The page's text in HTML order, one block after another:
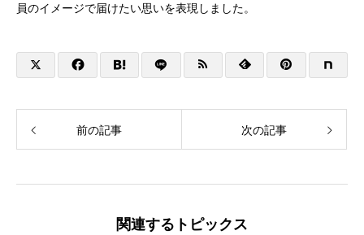
員のイメージで届けたい思いを表現しました。
前の記事 次の記事
関連するトピックス